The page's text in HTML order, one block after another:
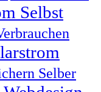
Selbst
Selber